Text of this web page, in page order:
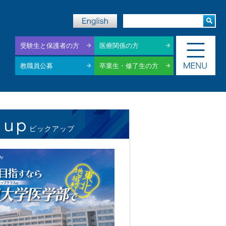
受験生と保護者の方 医療関係の方
教職員公募 卒業生・修了生の方